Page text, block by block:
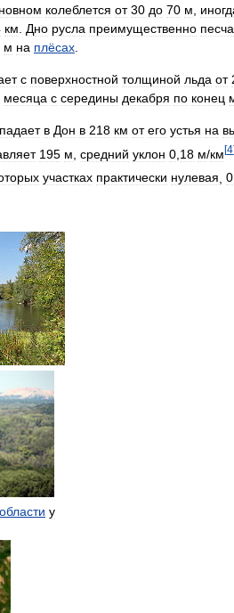
колеблется от 30 до 70 м
км Дно русла преимущественно
м на плёсах
с поверхностной толщиной льда от
месяца с середины декабря по конец
в Дон в 218 км от его устья на
195 м средний уклон 0 18 м/км [4]
участках практически нулевая 0
области у